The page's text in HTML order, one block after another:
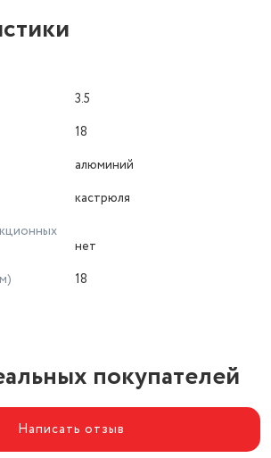
3.5
18
алюминий
кастрюля
нет
18
покупателей
Написать отзыв